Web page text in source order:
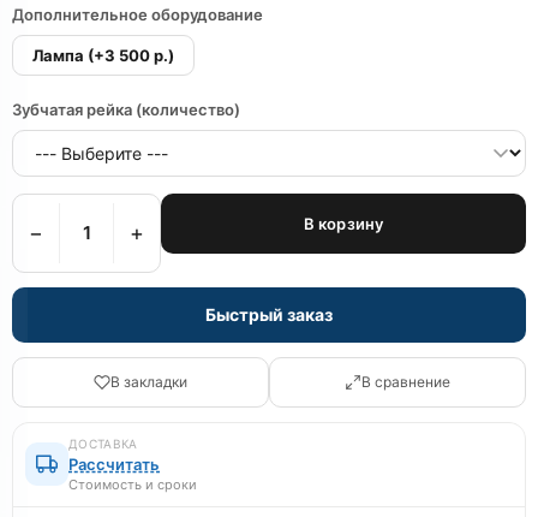
Дополнительное оборудование
Лампа (+3 500 р.)
Зубчатая рейка (количество)
− + В корзину
Быстрый заказ
В закладки В сравнение
ДОСТАВКА
Рассчитать
Стоимость и сроки